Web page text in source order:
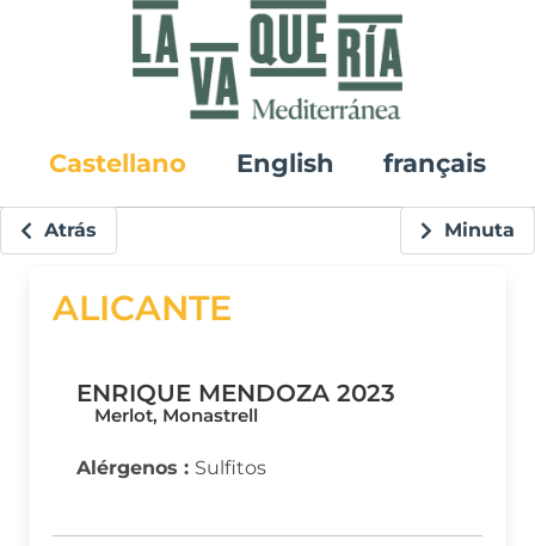
Castellano English français
Atrás Minuta
ALICANTE
ENRIQUE MENDOZA 2023
Merlot, Monastrell
Alérgenos : Sulfitos